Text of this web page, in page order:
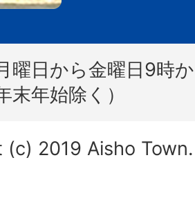
曜日から金曜日9時
末年始除く）
2019 Aisho